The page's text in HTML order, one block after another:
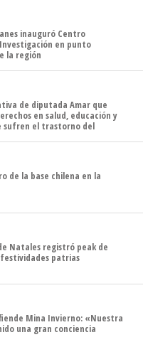
inauguró Centro
en punto
la región
de diputada Amar que
en salud, educación y
sufren el trastorno del
de la base chilena en la
Natales registró peak de
patrias
Mina Invierno: «Nuestra
una gran conciencia